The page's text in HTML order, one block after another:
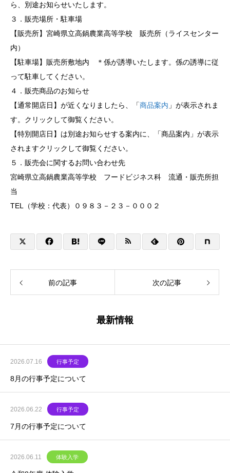
ら、別途お知らせいたします。
３．販売場所・駐車場
【販売所】宮崎県立高鍋農業高等学校 販売所（ライスセンター
内）
【駐車場】販売所敷地内 ＊係が誘導いたします。係の誘導に従
って駐車してください。
４．販売商品のお知らせ
【通常開店日】が近くなりましたら、「商品案内 」が表示されま
す。クリックして御覧ください。
【特別開店日】は別途お知らせする案内に、「商品案内」が表示
されますクリックして御覧ください。
５．販売会に関するお問い合わせ先
宮崎県立高鍋農業高等学校 フードビジネス科 流通・販売所担
当
TEL（学校：代表）０９８３－２３－０００２
前の記事 次の記事
最新情報
2026.07.16 行事予定
8月の行事予定について
2026.06.22 行事予定
7月の行事予定について
2026.06.11 体験入学